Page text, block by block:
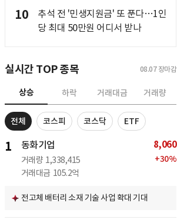
10
추석 전 '민생지원금' 또 푼다…1인
당 최대 50만원 어디서 받나
실시간 TOP 종목 08.07 장마감
상승 하락 거래대금 거래량
전체 코스피 코스닥 ETF
1 동화기업
거래량 1,338,415
거래대금 105.2억
8,060
+30%
전고체 배터리 소재 기술 사업 확대 기대